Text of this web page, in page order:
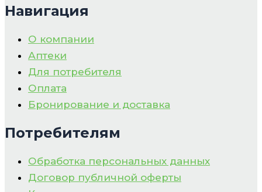
Навигация
О компании
Аптеки
Для потребителя
Оплата
Бронирование и доставка
Потребителям
Обработка персональных данных
Договор публичной оферты